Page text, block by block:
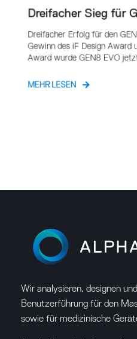
Dreifacher Sieg für
Dreifacher Erfolg für den
Gewinn des iF Design Award
Award wurde GEN8 EVO
MEHR LESEN
Wir analysieren, designen
Benutzerführung für den
sowie für medizinische